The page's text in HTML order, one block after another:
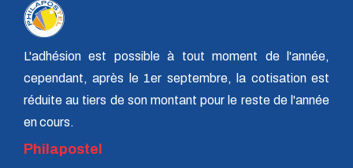
L'adhésion est possible à tout moment de l'année,
cependant, après le 1er septembre, la cotisation est
réduite au tiers de son montant pour le reste de l'année
en cours.
Philapostel